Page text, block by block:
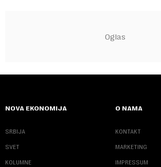
NOVA EKONOMIJA
SRBIJA
SVET
KOLUMNE
O NAMA
KONTAKT
MARKETING
IMPRESSUM